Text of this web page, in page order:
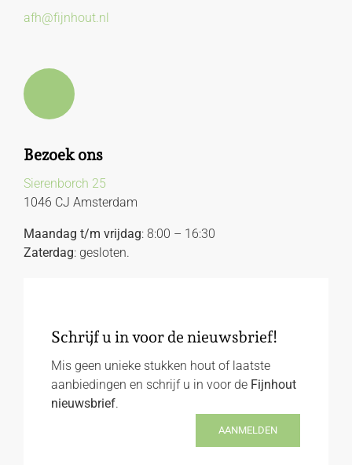
afh@fijnhout.nl
Bezoek ons
Sierenborch 25
1046 CJ Amsterdam
Maandag t/m vrijdag: 8:00 – 16:30
Zaterdag: gesloten.
Schrijf u in voor de nieuwsbrief!
Mis geen unieke stukken hout of laatste
aanbiedingen en schrijf u in voor de Fijnhout
nieuwsbrief.
AANMELDEN